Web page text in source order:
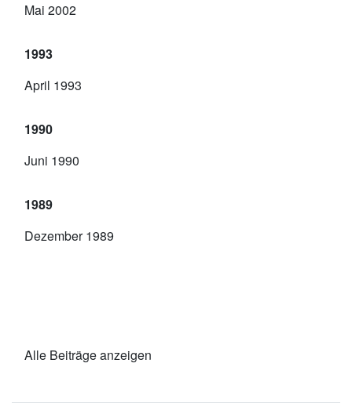
Mai 2002
1993
April 1993
1990
Juni 1990
1989
Dezember 1989
Alle Beiträge anzeigen